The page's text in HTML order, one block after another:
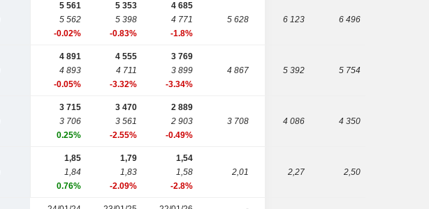
5 561
5 562
-0.02%
5 353
5 398
-0.83%
4 685
4 771
-1.8%
5 628 6 123 6 496
4 891
4 893
-0.05%
4 555
4 711
-3.32%
3 769
3 899
-3.34%
4 867 5 392 5 754
3 715
3 706
0.25%
3 470
3 561
-2.55%
2 889
2 903
-0.49%
3 708 4 086 4 350
1,85
1,84
0.76%
1,79
1,83
-2.09%
1,54
1,58
-2.8%
2,01 2,27 2,50